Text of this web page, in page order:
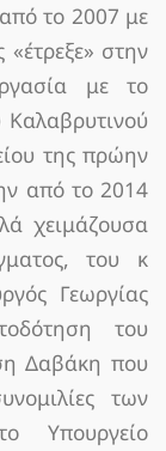
το 2007 με
στην
με το
της πρώην
από το 2014
χειμάζουσα
του κ
Γεωργίας
του
Δαβάκη που
των
Υπουργείο